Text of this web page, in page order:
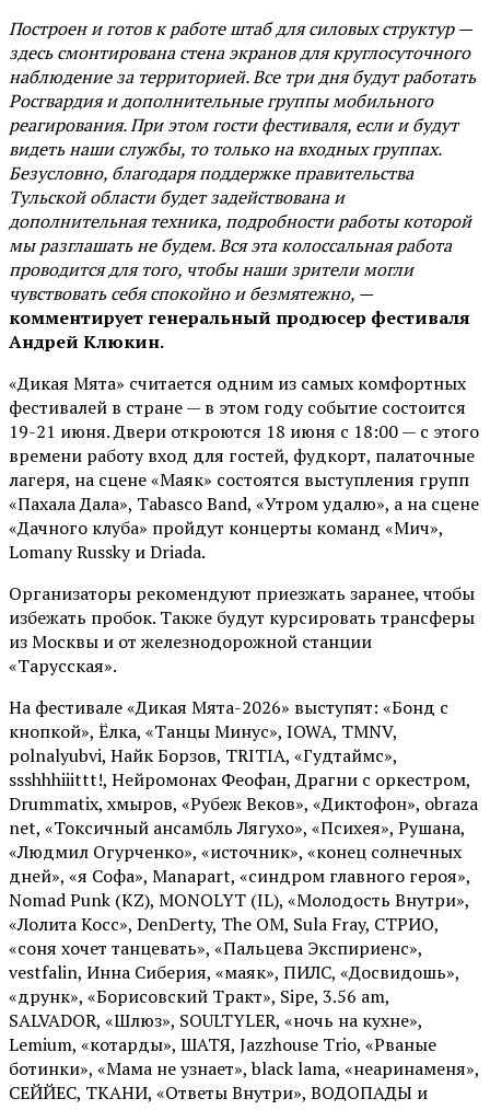
Построен и готов к работе штаб для силовых структур —
здесь смонтирована стена экранов для круглосуточного
наблюдение за территорией. Все три дня будут работать
Росгвардия и дополнительные группы мобильного
реагирования. При этом гости фестиваля, если и будут
видеть наши службы, то только на входных группах.
Безусловно, благодаря поддержке правительства
Тульской области будет задействована и
дополнительная техника, подробности работы которой
мы разглашать не будем. Вся эта колоссальная работа
проводится для того, чтобы наши зрители могли
чувствовать себя спокойно и безмятежно, —
комментирует генеральный продюсер фестиваля
Андрей Клюкин.
«Дикая Мята» считается одним из самых комфортных
фестивалей в стране — в этом году событие состоится
19-21 июня. Двери откроются 18 июня с 18:00 — с этого
времени работу вход для гостей, фудкорт, палаточные
лагеря, на сцене «Маяк» состоятся выступления групп
«Пахала Дала», Tabasco Band, «Утром удалю», а на сцене
«Дачного клуба» пройдут концерты команд «Мич»,
Lomany Russky и Driada.
Организаторы рекомендуют приезжать заранее, чтобы
избежать пробок. Также будут курсировать трансферы
из Москвы и от железнодорожной станции
«Тарусская».
На фестивале «Дикая Мята-2026» выступят: «Бонд с
кнопкой», Ёлка, «Танцы Минус», IOWA, TMNV,
polnalyubvi, Найк Борзов, TRITIA, «Гудтаймс»,
ssshhhiiittt!, Нейромонах Феофан, Драгни с оркестром,
Drummatix, хмыров, «Рубеж Веков», «Диктофон», obraza
net, «Токсичный ансамбль Лягухо», «Психея», Рушана,
«Людмил Огурченко», «источник», «конец солнечных
дней», «я Софа», Manapart, «синдром главного героя»,
Nomad Punk (KZ), MONOLYT (IL), «Молодость Внутри»,
«Лолита Косс», DenDerty, The OM, Sula Fray, СТРИО,
«соня хочет танцевать», «Пальцева Экспириенс»,
vestfalin, Инна Сиберия, «маяк», ПИЛС, «Досвидошь»,
«друнк», «Борисовский Тракт», Sipe, 3.56 am,
SALVADOR, «Шлюз», SOULTYLER, «ночь на кухне»,
Lemium, «котарды», ШАТЯ, Jazzhouse Trio, «Рваные
ботинки», «Мама не узнает», black lama, «неаринаменя»,
СЕЙЙЕС, ТКАНИ, «Ответы Внутри», ВОДОПАДЫ и